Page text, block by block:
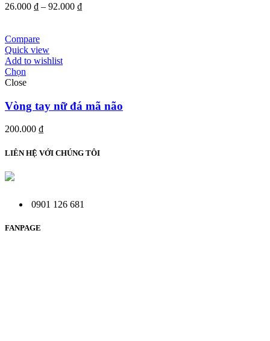
26.000 ₫ – 92.000 ₫Khoảng
Compare
Quick view
Add to wishlist
Chọn
Close
Vòng tay nữ đá mã não
200.000 ₫
LIÊN HỆ VỚI CHÚNG TÔI
0901 126 681
FANPAGE